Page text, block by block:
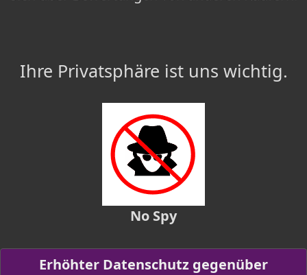
Ihre Privatsphäre ist uns wichtig.
No Spy
Erhöhter Datenschutz gegenüber